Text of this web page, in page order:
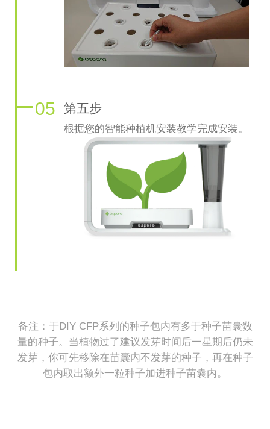
05 第五步
根据您的智能种植机安装教学完成安装。
备注：于DIY CFP系列的种子包内有多于种子苗囊数
量的种子。当植物过了建议发芽时间后一星期后仍未
发芽，你可先移除在苗囊内不发芽的种子，再在种子
包内取出额外一粒种子加进种子苗囊内。